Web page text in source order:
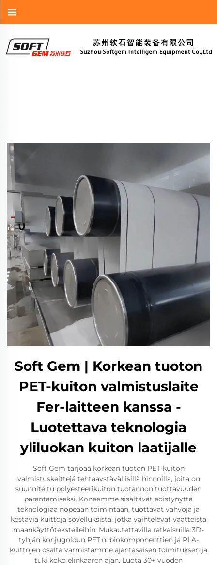
Soft Gem | Korkean tuoton
PET-kuiton valmistuslaite
Fer-laitteen kanssa -
Luotettava teknologia
yliluokan kuiton laatijalle
Soft Gem tarjoaa korkean tuoton PET-kuiton
valmistuskeittejä tehtaaystävällisillä hinnoilla, joita on
suunniteltu polyesteerikuiton tuotannon tuottavuuden
parantamiseksi. Koneemme sisältävät edistynyttä
teknologiaa nopeaan toimintaan, tuottavat vahvoja ja
kestaviä kuittoja sovelluksista, jotka vaihtelevat vaatteista
maankäyttöteksteileihin. Mukautettavilla ratkaisuilla 3D-
tyhjän konjugoidun PET:n, biokomponenttien ja PLA-
kuittojen osalta varmistamme ajantasaisen toimituksen ja
tuki koko elinkaaren ajan. Luota 30+ vuoden